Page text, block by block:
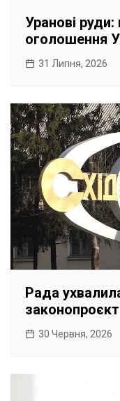
Уранові
оголошення
31 Липня, 2026
Рада
30 Червня, 2026